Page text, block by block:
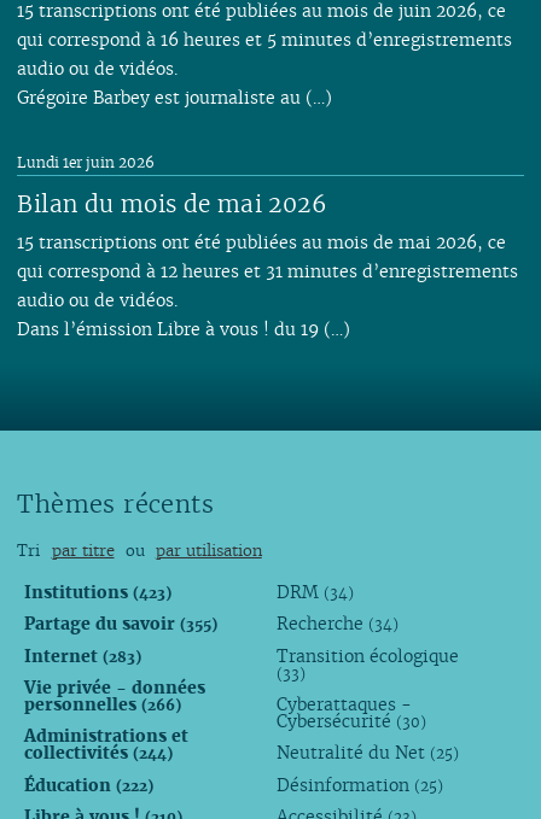
15 transcriptions ont été publiées au mois de juin 2026, ce
qui correspond à 16 heures et 5 minutes d’enregistrements
audio ou de vidéos.
Grégoire Barbey est journaliste au (…)
Bilan du mois de mai 2026
Lundi 1er juin 2026
15 transcriptions ont été publiées au mois de mai 2026, ce
qui correspond à 12 heures et 31 minutes d’enregistrements
audio ou de vidéos.
Dans l’émission Libre à vous ! du 19 (…)
Thèmes récents
Tri par titre ou par utilisation
Institutions (423)
Partage du savoir (355)
Internet (283)
Vie privée - données
personnelles (266)
Administrations et
collectivités (244)
Éducation (222)
DRM (34)
Recherche (34)
Transition écologique
(33)
Cyberattaques -
Cybersécurité (30)
Neutralité du Net (25)
Désinformation (25)